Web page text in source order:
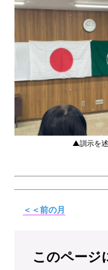
▲訓示を述べる
＜＜前の月
このページ